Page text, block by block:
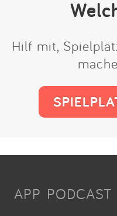
Hilf mit,
APP PODCAST